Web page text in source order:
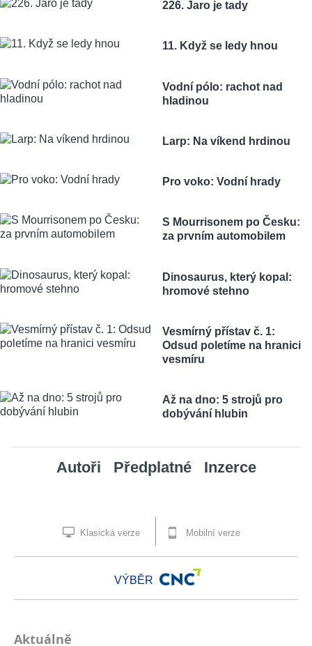
226. Jaro je tady
11. Když se ledy hnou
Vodní pólo: rachot nad
hladinou
Larp: Na víkend hrdinou
Pro voko: Vodní hrady
S Mourrisonem po Česku:
za prvním automobilem
Dinosaurus, který kopal:
hromové stehno
Vesmírný přístav č. 1:
Odsud poletíme na hranici
vesmíru
Až na dno: 5 strojů pro
dobývání hlubin
Autoři Předplatné Inzerce
Klasická verze Mobilní verze
VÝBĚR
Aktuálně